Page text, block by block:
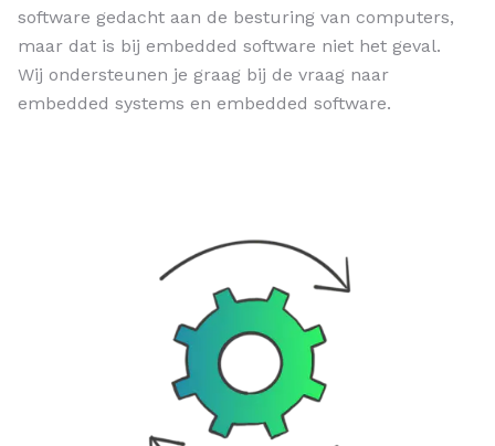
software gedacht aan de besturing van computers,
maar dat is bij embedded software niet het geval.
Wij ondersteunen je graag bij de vraag naar
embedded systems en embedded software.